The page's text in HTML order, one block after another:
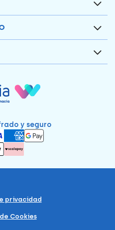
y seguro
privacidad
Cookies